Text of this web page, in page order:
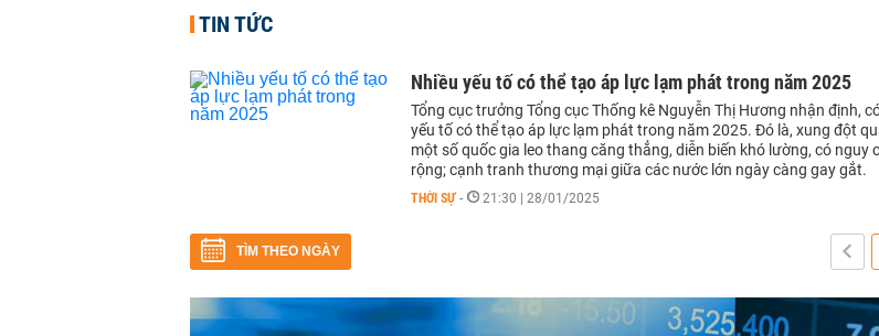
TIN TỨC
Nhiều yếu tố có thể tạo áp lực lạm phát trong năm 2025
Tổng cục trưởng Tổng cục Thống kê Nguyễn Thị Hương nhận định,
yếu tố có thể tạo áp lực lạm phát trong năm 2025. Đó là, xung đột
một số quốc gia leo thang căng thẳng, diễn biến khó lường, có nguy
rộng; cạnh tranh thương mại giữa các nước lớn ngày càng gay gắt.
THỜI SỰ - 21:30 | 28/01/2025
TÌM THEO NGÀY